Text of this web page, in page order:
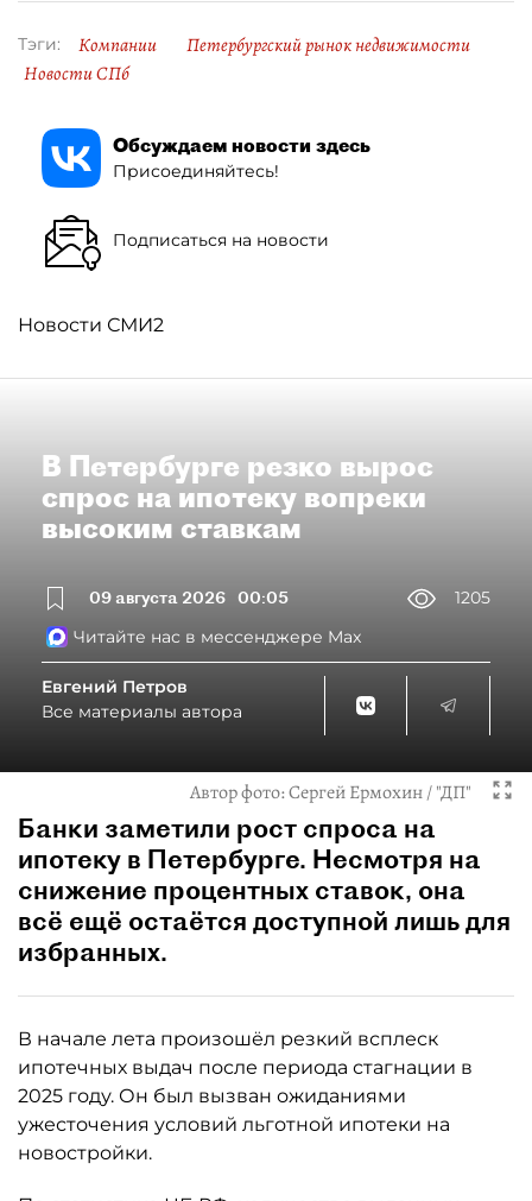
Тэги: Компании
Петербургский рынок недвижимости
Новости СПб
Обсуждаем новости здесь
Присоединяйтесь!
Подписаться на новости
Новости СМИ2
В Петербурге резко вырос
спрос на ипотеку вопреки
высоким ставкам
09 августа 2026 00:05
1205
Читайте нас в мессенджере Max
Евгений Петров
Все материалы автора
Автор фото:Сергей Ермохин / "ДП"
Банки заметили рост спроса на
ипотеку в Петербурге. Несмотря на
снижение процентных ставок, она
всё ещё остаётся доступной лишь для
избранных.
В начале лета произошёл резкий всплеск
ипотечных выдач после периода стагнации в
2025 году. Он был вызван ожиданиями
ужесточения условий льготной ипотеки на
новостройки.